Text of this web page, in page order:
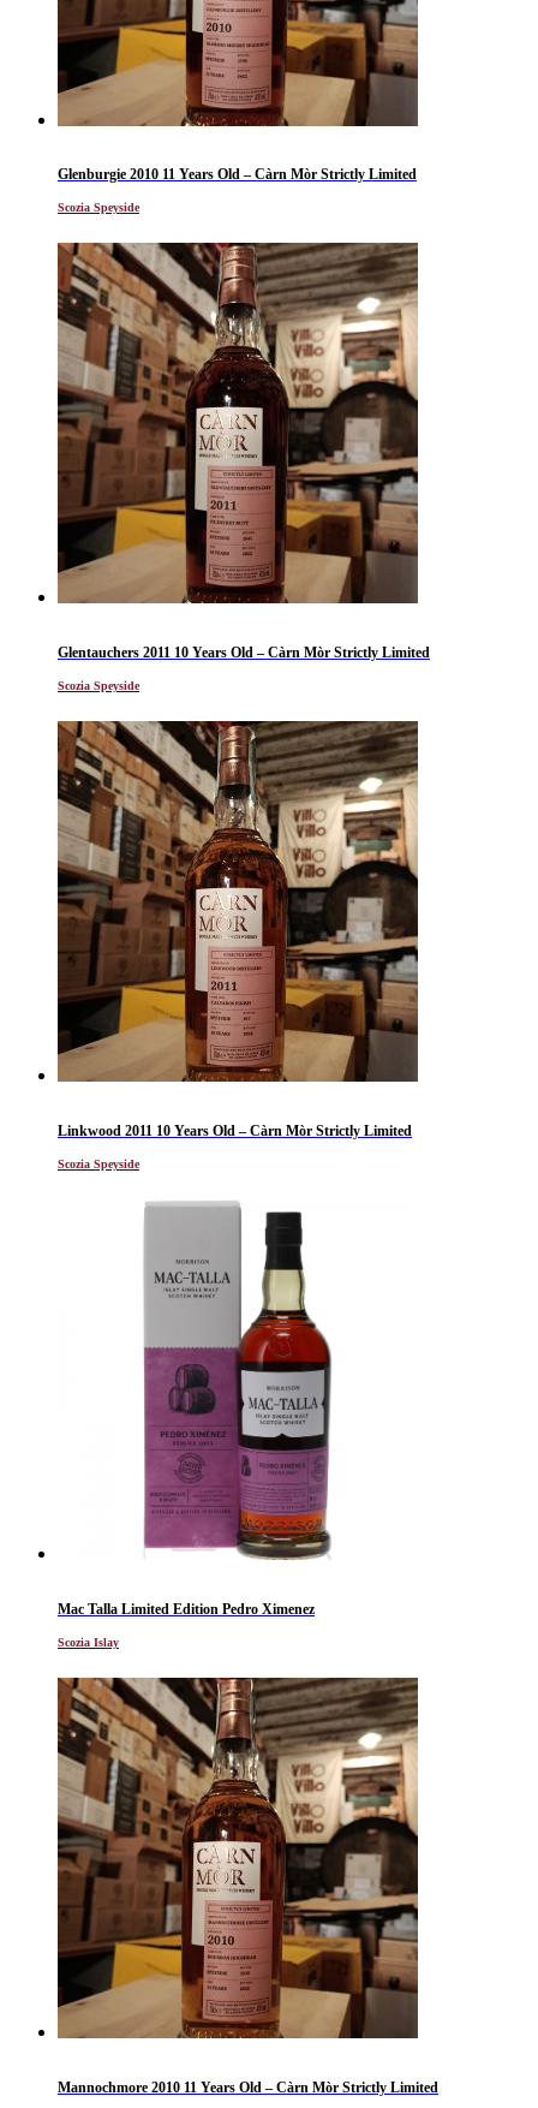
Glenburgie 2010 11 Years Old – Càrn Mòr Strictly Limited
Scozia Speyside
Glentauchers 2011 10 Years Old – Càrn Mòr Strictly Limited
Scozia Speyside
Linkwood 2011 10 Years Old – Càrn Mòr Strictly Limited
Scozia Speyside
Mac Talla Limited Edition Pedro Ximenez
Scozia Islay
Mannochmore 2010 11 Years Old – Càrn Mòr Strictly Limited